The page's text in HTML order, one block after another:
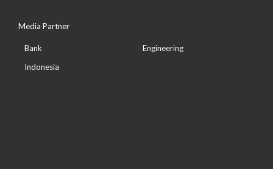
Media Partner
Bank
Indonesia
Engineering